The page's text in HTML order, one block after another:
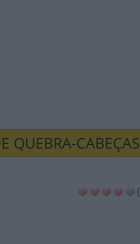
QUEBRA-CABEÇAS
(